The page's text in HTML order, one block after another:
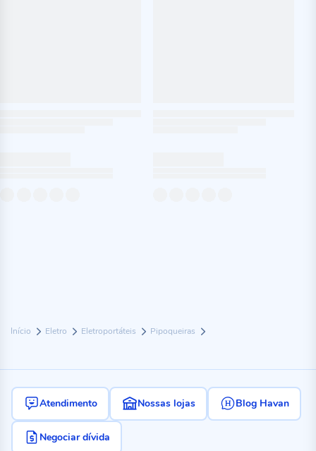
Início Eletro Eletroportáteis Pipoqueiras
Atendimento Nossas lojas Blog Havan
Negociar dívida